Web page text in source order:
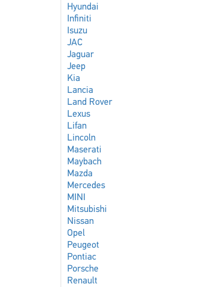
Hyundai
Infiniti
Isuzu
JAC
Jaguar
Jeep
Kia
Lancia
Land Rover
Lexus
Lifan
Lincoln
Maserati
Maybach
Mazda
Mercedes
MINI
Mitsubishi
Nissan
Opel
Peugeot
Pontiac
Porsche
Renault